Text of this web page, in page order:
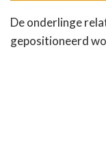
De onderlinge
gepositioneerd